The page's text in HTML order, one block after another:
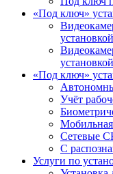
«Под ключ»
установкой
установкой
«Под ключ»
Учёт
Сетевые
С
Услуги по